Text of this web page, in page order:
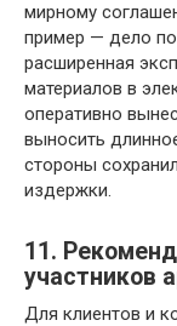
мирному
пример — дело
расширенная
материалов в
оперативно
выносить
стороны
издержки.
11.
участников
Для клиентов и